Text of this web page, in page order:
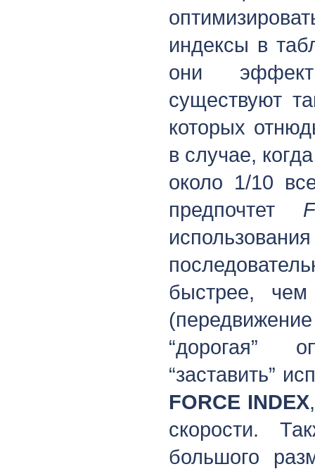
индексы в
они
существуют
которых
в случае,
около 1/10
предпочтет
быстрее,
“дорогая”
“заставить”
FORCE INDEX
скорости.
большого